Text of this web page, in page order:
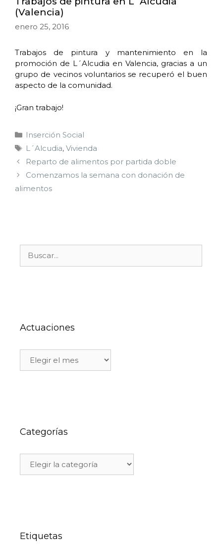
(Valencia)
enero 25, 2016
Trabajos de pintura y mantenimiento en la
promoción de L´Alcudia en Valencia, gracias a un
grupo de vecinos voluntarios se recuperó el buen
aspecto de la comunidad.
¡Gran trabajo!
Inserción Social
L´Alcudia, Vivienda
Reparto de alimentos por partida doble
Comenzamos la semana con donación de
alimentos
Actuaciones
Categorías
Etiquetas